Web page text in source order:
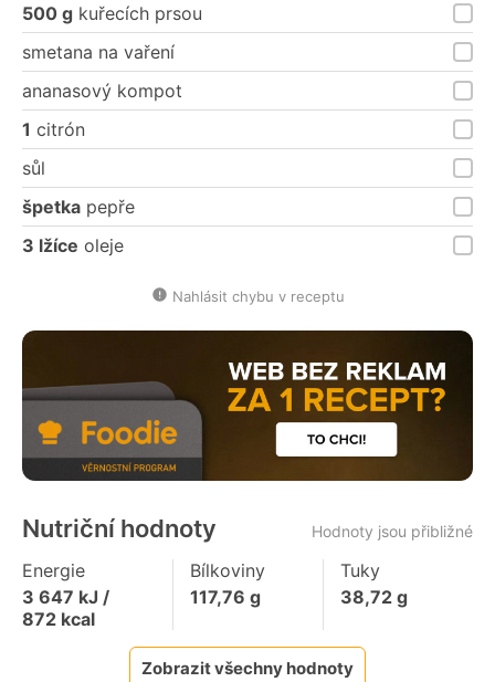
500 g kuřecích prsou
smetana na vaření
ananasový kompot
1 citrón
sůl
špetka pepře
3 lžíce oleje
Nahlásit chybu v receptu
Nutriční hodnoty Hodnoty jsou přibližné
Energie
3 647 kJ /
872 kcal
Bílkoviny
117,76 g
Tuky
38,72g
Zobrazit všechny hodnoty